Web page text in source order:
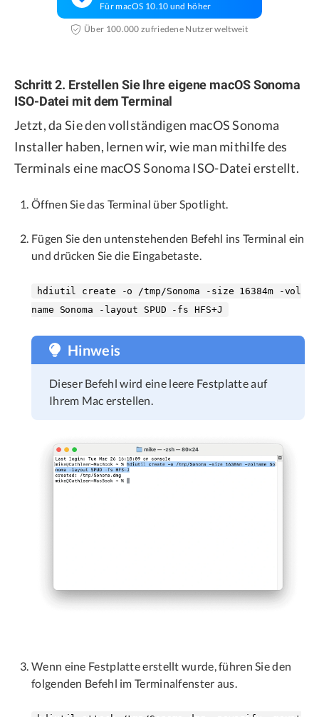
Für macOS 10.10 und höher
Über 100.000 zufriedene Nutzer weltweit
Schritt 2. Erstellen Sie Ihre eigene macOS Sonoma
ISO-Datei mit dem Terminal
Jetzt, da Sie den vollständigen macOS Sonoma
Installer haben, lernen wir, wie man mithilfe des
Terminals eine macOS Sonoma ISO-Datei erstellt.
Öffnen Sie das Terminal über Spotlight.
Fügen Sie den untenstehenden Befehl ins Terminal ein
und drücken Sie die Eingabetaste.
hdiutil create -o /tmp/Sonoma -size 16384m -vol
name Sonoma -layout SPUD -fs HFS+J
Hinweis
Dieser Befehl wird eine leere Festplatte auf
Ihrem Mac erstellen.
Wenn eine Festplatte erstellt wurde, führen Sie den
folgenden Befehl im Terminalfenster aus.